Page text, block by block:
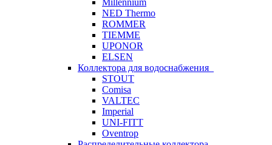
Millennium
NED Thermo
ROMMER
TIEMME
UPONOR
ELSEN
Коллектора для водоснабжения
STOUT
Comisa
VALTEC
Imperial
UNI-FITT
Oventrop